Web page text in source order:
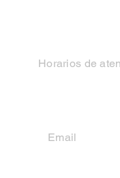
Horarios de
Email